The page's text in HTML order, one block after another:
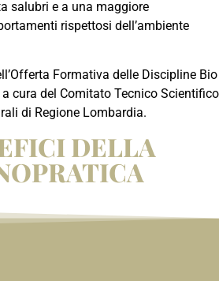
salubri e a una maggiore
rispettosi dell’ambiente
Formativa delle Discipline Bio
cura del Comitato Tecnico Scientifico
di Regione Lombardia.
DELLA